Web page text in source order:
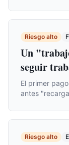
Riesgo alto
Un
seguir
El primer
antes
Riesgo alto